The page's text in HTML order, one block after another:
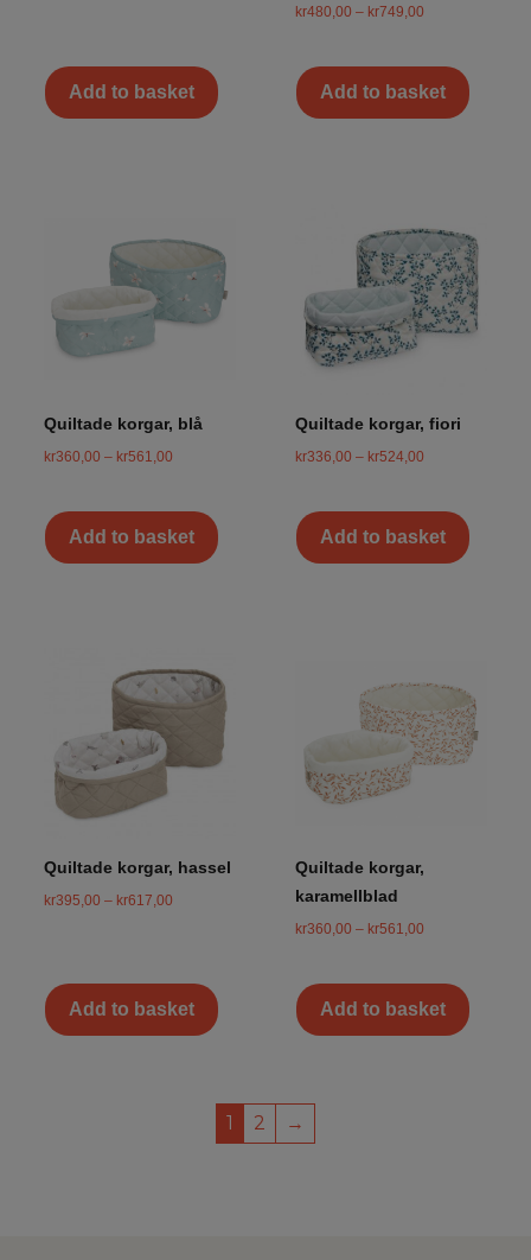
Add to basket
kr480,00 – kr749,00
Add to basket
Quiltade korgar, blå
kr360,00 – kr561,00
Add to basket
Quiltade korgar, fiori
kr336,00 – kr524,00
Add to basket
Quiltade korgar, hassel
kr395,00 – kr617,00
Add to basket
Quiltade korgar,
karamellblad
kr360,00 – kr561,00
Add to basket
1 2 →